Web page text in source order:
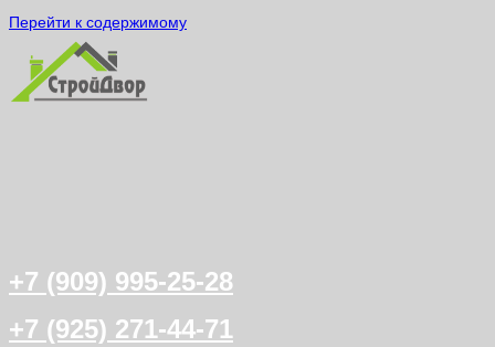
Перейти к содержимому
+7 (909) 995-25-28
+7 (925) 271-44-71